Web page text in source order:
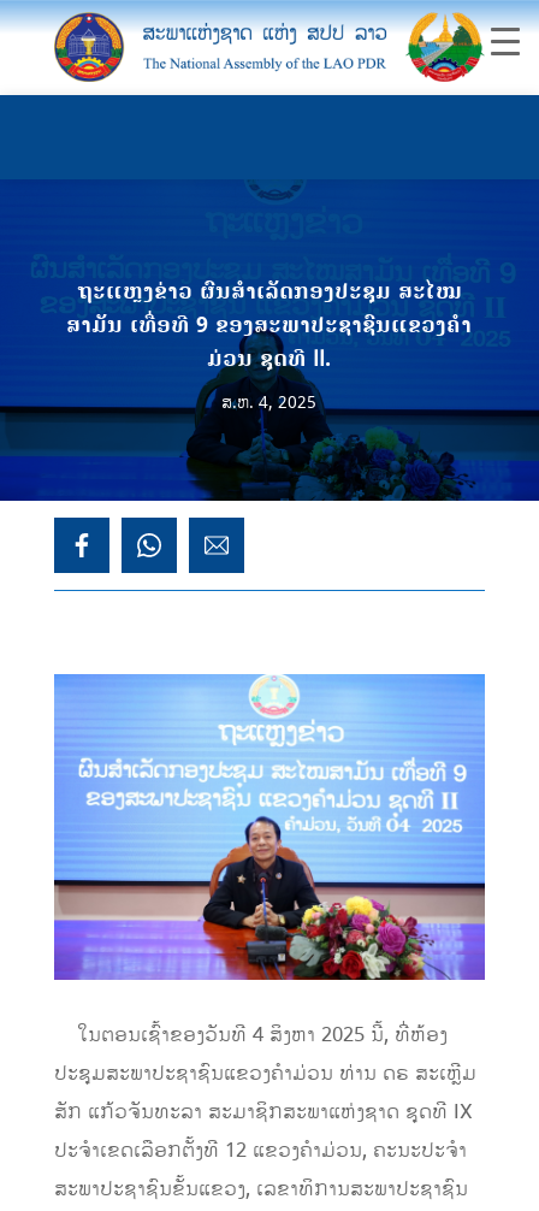
ຖະແຫຼງຂ່າວ ຜົນສຳເລັດກອງປະຊຸມ ສະໄໝ
ສາມັນ ເທື່ອທີ 9 ຂອງສະພາປະຊາຊົນແຂວງຄຳ
ມ່ວນ ຊຸດທີ II.
ສ.ຫ. 4, 2025
ໃນຕອນເຊົ້າຂອງວັນທີ 4 ສິງຫາ 2025 ນີ້, ທີ່ຫ້ອງ
ປະຊຸມສະພາປະຊາຊົນແຂວງຄຳມ່ວນ ທ່ານ ດຣ ສະເຫຼີມ
ສັກ ແກ້ວຈັນທະລາ ສະມາຊິກສະພາແຫ່ງຊາດ ຊຸດທີ IX
ປະຈໍາເຂດເລືອກຕັ້ງທີ 12 ແຂວງຄໍາມ່ວນ, ຄະນະປະຈໍາ
ສະພາປະຊາຊົນຂັ້ນແຂວງ, ເລຂາທິການສະພາປະຊາຊົນ